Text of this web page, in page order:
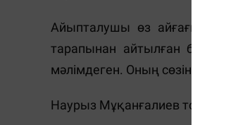
Айыпталушы өз айғағында
тарапынан айтылған
мәлімдеген. Оның сөзінше,
Наурыз Мұқанғалиев тоғыз